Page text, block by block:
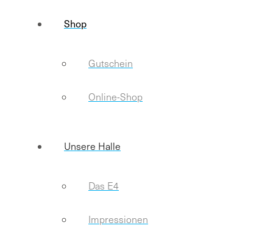
Shop
Gutschein
Online-Shop
Unsere Halle
Das E4
Impressionen